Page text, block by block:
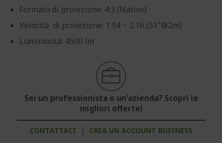
Formato di proiezione: 4:3 (Nativo)
Velocità di proiezione: 1.94 ~ 2.16 (51"@2m)
Luminosità: 4500 lm
Sei un professionista o un'azienda? Scopri le
migliori offerte!
CONTATTACI | CREA UN ACCOUNT BUSINESS